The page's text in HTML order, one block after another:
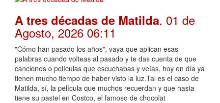
A tres décadas de Matilda. 01 de
Agosto, 2026 06:11
"Cómo han pasado los años", vaya que aplican esas
palabras cuando volteas al pasado y te das cuenta de que
canciones o películas que escuchabas y veías, hoy en día ya
tienen mucho tiempo de haber visto la luz.Tal es el caso de
Matilda, sí, la película que muchos recuerdan y que hasta
tiene su pastel en Costco, el famoso de chocolat